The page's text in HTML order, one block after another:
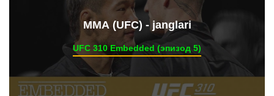
ММА (UFC) - janglari
UFC 310 Embedded (эпизод 5)